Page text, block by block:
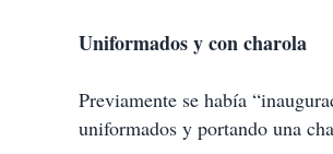
Uniformados y con charola
Previamente se había
uniformados y portando una